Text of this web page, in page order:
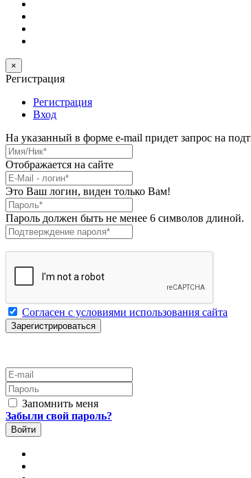
×
Регистрация
Регистрация
Вход
На указанный в форме e-mail придет запрос на
Имя/Ник
Отображается на сайте
E-Mail *
Это Ваш логин, виден только Вам!
Пароль*
Пароль должен быть не менее 6 символов длиной.
Подтверждение пароля
Согласен с условиями использования сайта
E-mail
Пароль
Запомнить меня
Забыли свой пароль?